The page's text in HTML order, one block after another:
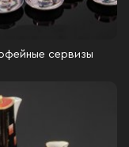
сервизы